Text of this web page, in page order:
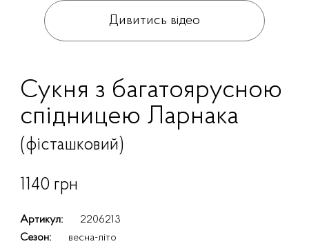
Дивитись відео
Сукня з багатоярусною
спідницею Ларнака
(фісташковий)
1140 грн
Артикул:
2206213
Сезон:
весна-літо